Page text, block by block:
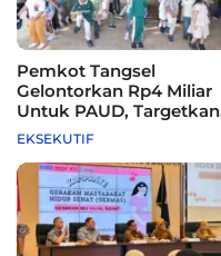
Pemkot Tangsel
Gelontorkan Rp4 Miliar
Untuk PAUD, Targetkan
115 Sekolah
EKSEKUTIF